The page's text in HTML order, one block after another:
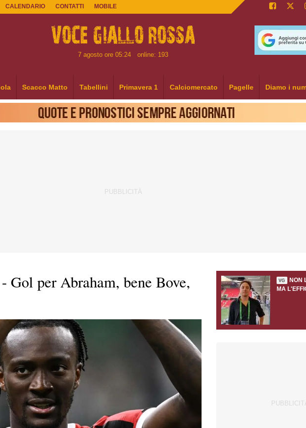
CALENDARIO CONTATTI MOBILE
7 agosto ore 05:24 online: 193
Scacco Matto Tabellini Primavera 1 Calciomercato Pagelle Diamo i
- Gol per Abraham, bene Bove,
VG
NON
MA